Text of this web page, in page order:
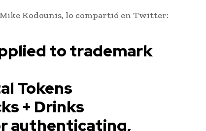
Kodounis, lo compartió en Twitter:
to trademark
Tokens
+ Drinks
authenticating,